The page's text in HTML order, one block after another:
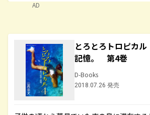
AD
とろとろトロピカ
記憶。 第4巻
D-Books
2018.07.26 発売